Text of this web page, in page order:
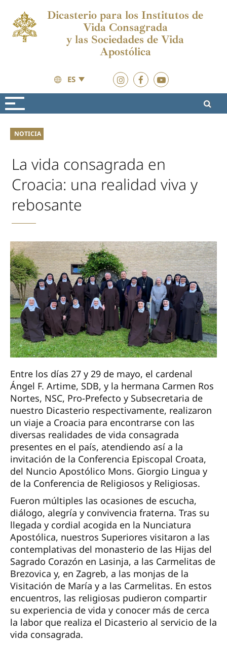
Dicasterio para los Institutos de
Vida Consagrada
y las Sociedades de Vida
Apostólica
ES
Actualidad
NOTICIA
La vida consagrada en
Croacia: una realidad viva y
rebosante
Entre los días 27 y 29 de mayo, el cardenal
Ángel F. Artime, SDB, y la hermana Carmen Ros
Nortes, NSC, Pro-Prefecto y Subsecretaria de
nuestro Dicasterio respectivamente, realizaron
un viaje a Croacia para encontrarse con las
diversas realidades de vida consagrada
presentes en el país, atendiendo así a la
invitación de la Conferencia Episcopal Croata,
del Nuncio Apostólico Mons. Giorgio Lingua y
de la Conferencia de Religiosos y Religiosas.
Fueron múltiples las ocasiones de escucha,
diálogo, alegría y convivencia fraterna. Tras su
llegada y cordial acogida en la Nunciatura
Apostólica, nuestros Superiores visitaron a las
contemplativas del monasterio de las Hijas del
Sagrado Corazón en Lasinja, a las Carmelitas de
Brezovica y, en Zagreb, a las monjas de la
Visitación de María y a las Carmelitas. En estos
encuentros, las religiosas pudieron compartir
su experiencia de vida y conocer más de cerca
la labor que realiza el Dicasterio al servicio de la
vida consagrada.